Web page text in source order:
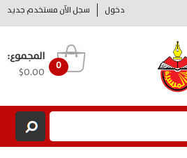
دخول سجل الآن مستخدم جديد
0
المجموع:
$0.00